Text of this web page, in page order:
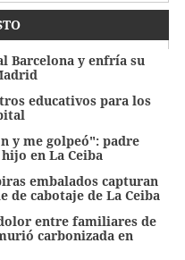
Barcelona y enfría su
educativos para los
y me golpeó": padre
en La Ceiba
embalados capturan
de cabotaje de La Ceiba
entre familiares de
carbonizada en